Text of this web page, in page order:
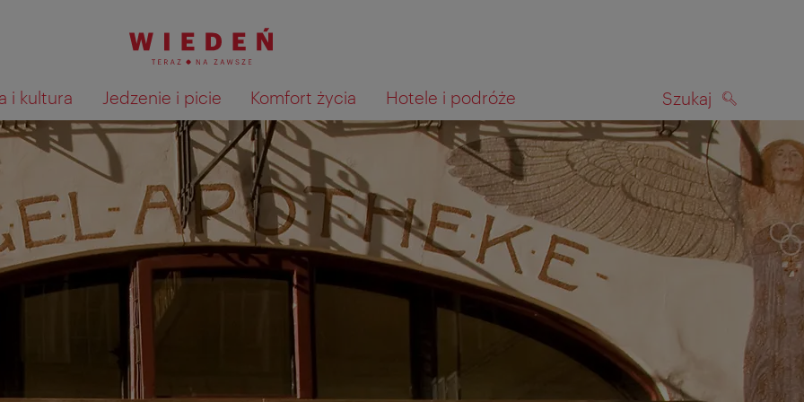
i kultura Jedzenie i picie Komfort życia Hotele i podróże Szukaj
Pokaż na mapie wyniki wyszukiwania SZUKAJ